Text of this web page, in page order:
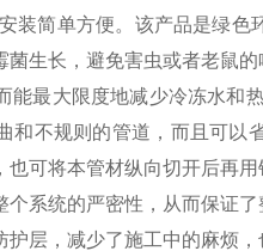
装简单方便。该产品是绿
生长，避免害虫或者老鼠
最大限度地减少冷冻水和
和不规则的管道，而且可
可将本管材纵向切开后再
系统的严密性，从而保证
层，减少了施工中的麻烦